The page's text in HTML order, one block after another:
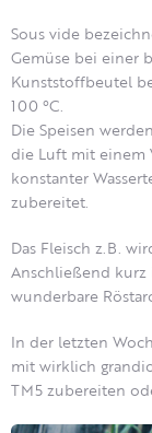
Sous vide
Gemüse bei einer
Kunststoffbeutel
100 °C.
Die Speisen
die Luft mit einem
konstanter
zubereitet.
Das Fleisch z.B.
Anschließend kurz
wunderbare
In der letzten
mit wirklich
TM5 zubereiten